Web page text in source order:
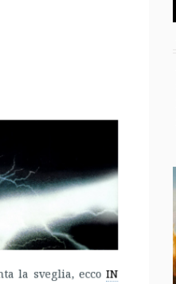
la sveglia, ecco
o, in casi estremi, in